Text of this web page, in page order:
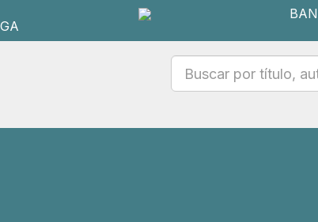
GA